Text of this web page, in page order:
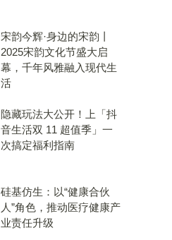
宋韵今辉·身边的宋韵丨
2025宋韵文化节盛大启
幕，千年风雅融入现代生
活
隐藏玩法大公开！上「抖
音生活双 11 超值季」一
次搞定福利指南
硅基仿生：以“健康合伙
人”角色，推动医疗健康产
业责任升级